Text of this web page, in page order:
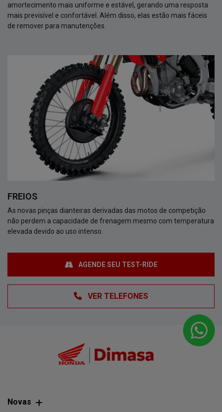
amortecimento mais uniforme e estável, gerando uma resposta
mais previsível e confortável. Além disso, elas estão mais fáceis
de remover para manutenções.
FREIOS
As novas pinças dianteiras derivadas das motos de competição
não perdem a capacidade de frenagem mesmo com temperatura
elevada devido ao uso intenso.
VER TELEFONES
AGENDE SEU TEST-RIDE
Novas